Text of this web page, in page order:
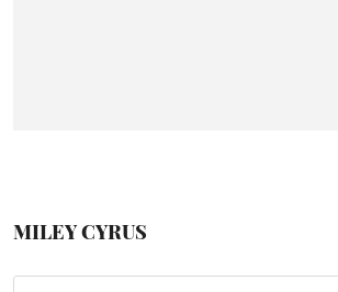
MILEY CYRUS